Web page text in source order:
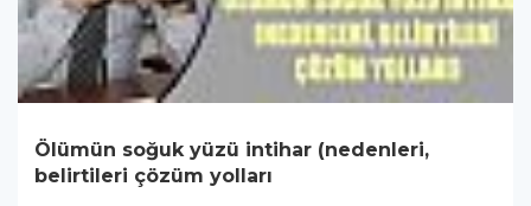
Ölümün soğuk yüzü intihar (nedenleri,
belirtileri çözüm yolları